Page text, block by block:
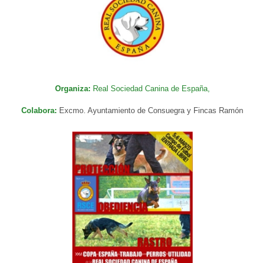
Organiza: Real Sociedad Canina de España,
Colabora: Excmo. Ayuntamiento de Consuegra y Fincas Ramón